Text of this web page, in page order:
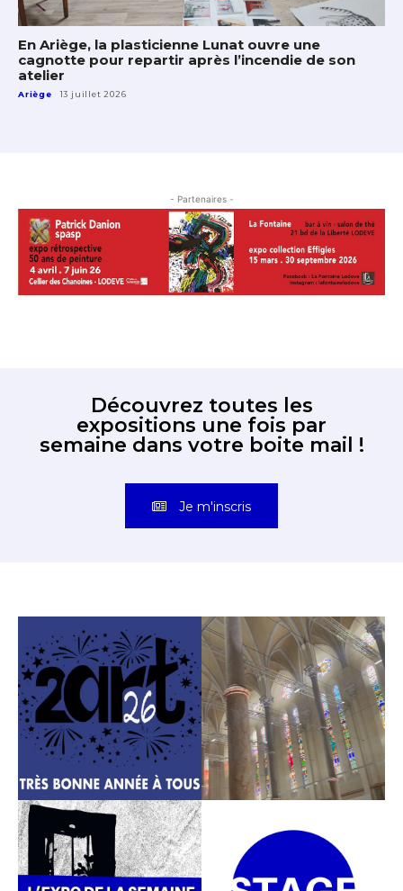
En Ariège, la plasticienne Lunat ouvre une
cagnotte pour repartir après l’incendie de son
atelier
Ariège 13 juillet 2026
- Partenaires -
Découvrez toutes les
expositions une fois par
semaine dans votre boite mail !
Je m'inscris